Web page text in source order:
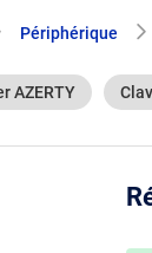
Périphérique
AZERTY